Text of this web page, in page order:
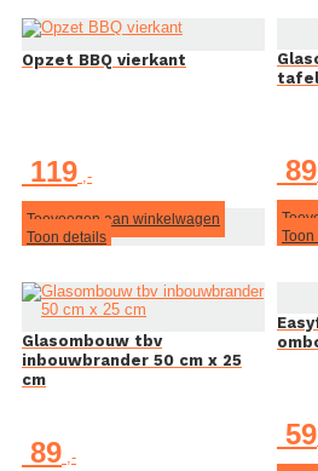
Opzet BBQ vierkant
119
Toevoegen aan winkelwagen
Toon details
89
Glasombouw tbv
inbouwbrander 50 cm x 25
cm
89
59